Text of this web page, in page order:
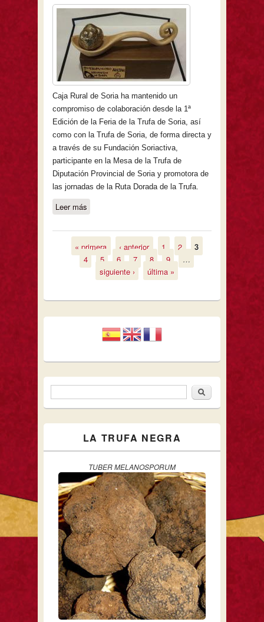
Caja Rural de Soria ha mantenido un
compromiso de colaboración desde la 1ª
Edición de la Feria de la Trufa de Soria, así
como con la Trufa de Soria, de forma directa y
a través de su Fundación Soriactiva,
participante en la Mesa de la Trufa de
Diputación Provincial de Soria y promotora de
las jornadas de la Ruta Dorada de la Trufa.
Leer más
Ayuntamiento de Abejar
Páginas
« primera ‹ anterior 1 2
3
4
5 6 7 8 9
…
siguiente ›
última »
Formulario de búsquedaBuscar
LA TRUFA NEGRA
TUBER MELANOSPORUM